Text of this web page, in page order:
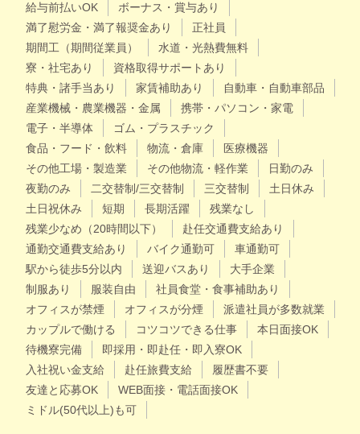
給与前払いOK
ボーナス・賞与あり
満了慰労金・満了報奨金あり
正社員
期間工（期間従業員）
水道・光熱費無料
寮・社宅あり
資格取得サポートあり
特典・諸手当あり
家賃補助あり
自動車・自動車部品
産業機械・農業機器・金属
携帯・パソコン・家電
電子・半導体
ゴム・プラスチック
食品・フード・飲料
物流・倉庫
医療機器
その他工場・製造業
その他物流・軽作業
日勤のみ
夜勤のみ
二交替制/三交替制 三交替制
土日休み
土日祝休み
短期 長期活躍
残業なし
残業少なめ（20時間以下）
赴任交通費支給あり
通勤交通費支給あり
バイク通勤可
車通勤可
駅から徒歩5分以内
送迎バスあり
大手企業
制服あり
服装自由
社員食堂・食事補助あり
オフィスが禁煙
オフィスが分煙
派遣社員が多数就業
カップルで働ける
コツコツできる仕事
本日面接OK
待機寮完備
即採用・即赴任・即入寮OK
入社祝い金支給
赴任旅費支給
履歴書不要
友達と応募OK
WEB面接・電話面接OK
ミドル(50代以上)も可